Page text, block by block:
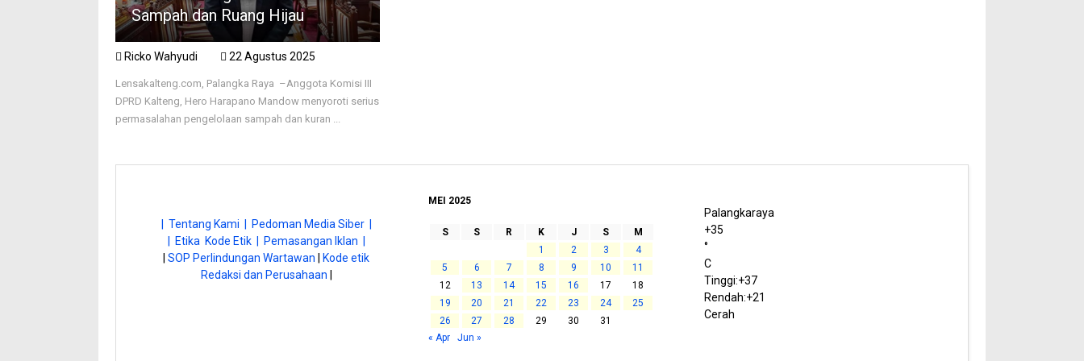
Sampah dan Ruang Hijau
Ricko Wahyudi 22 Agustus 2025
Lensakalteng.com, Palangka Raya –Anggota Komisi III
DPRD Kalteng, Hero Harapano Mandow menyoroti serius
permasalahan pengelolaan sampah dan kuran ...
| Tentang Kami |
Pedoman Media Siber |
| Etika Kode Etik |
Pemasangan Iklan |
|SOP Perlindungan Wartawan
Kode etik
Redaksi dan Perusahaan
MEI 2025
S S R K J S
M
1
2 3
4
5
6 7 8 9 10
11
12
13 14 15 16 17
18
19
20 21 22 23 24
25
26
27 28 29 30
31
« Apr
Jun »
Palangkaraya
+35
°
C
Tinggi:+37
Rendah:+21
Cerah